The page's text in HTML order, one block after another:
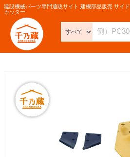
建設機械パーツ専門通販サイト 建機部品販売 サイド
カッター